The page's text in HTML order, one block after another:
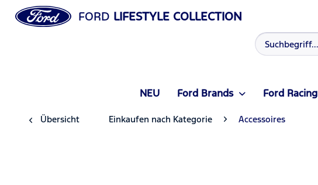
FORD LIFESTYLE COLLECTION
NEU Ford Brands Ford Racing
Übersicht Einkaufen nach Kategorie Accessoires